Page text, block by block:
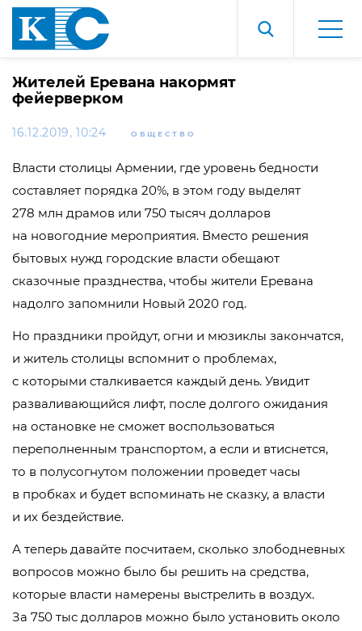
Жителей Еревана накормят
фейерверком
16.12.2019, 10:24 ОБЩЕСТВО
Власти столицы Армении, где уровень бедности
составляет порядка 20%, в этом году выделят
278 млн драмов или 750 тысяч долларов
на новогодние мероприятия. Вместо решения
бытовых нужд городские власти обещают
сказочные празднества, чтобы жители Еревана
надолго запомнили Новый 2020 год.
Но праздники пройдут, огни и мюзиклы закончатся,
и житель столицы вспомнит о проблемах,
с которыми сталкивается каждый день. Увидит
разваливающийся лифт, после долгого ожидания
на остановке не сможет воспользоваться
переполненным транспортом, а если и втиснется,
то в полусогнутом положении проведет часы
в пробках и будет вспоминать не сказку, а власти
и их бездействие.
А теперь давайте посчитаем, сколько злободневных
вопросов можно было бы решить на средства,
которые власти намерены выстрелить в воздух.
За 750 тыс долларов можно было установить около